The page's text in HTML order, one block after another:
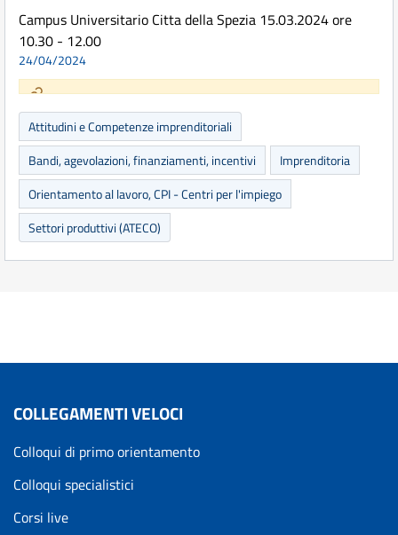
Campus Universitario Citta della Spezia 15.03.2024 ore
10.30 - 12.00
24/04/2024
Attitudini e Competenze imprenditoriali
Bandi, agevolazioni, finanziamenti, incentivi
Imprenditoria
Orientamento al lavoro, CPI - Centri per l'impiego
Settori produttivi (ATECO)
COLLEGAMENTI VELOCI
Colloqui di primo orientamento
Colloqui specialistici
Corsi live